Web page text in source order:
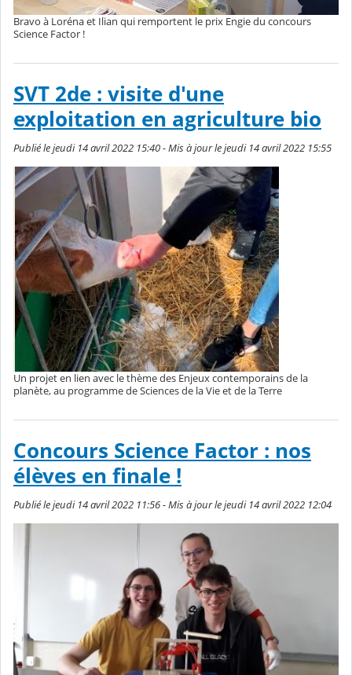
Bravo à Loréna et Ilian qui remportent le prix Engie du concours
Science Factor !
SVT 2de : visite d'une
exploitation en agriculture bio
Publié le jeudi 14 avril 2022 15:40 - Mis à jour le jeudi 14 avril 2022 15:55
Un projet en lien avec le thème des Enjeux contemporains de la
planète, au programme de Sciences de la Vie et de la Terre
Concours Science Factor : nos
élèves en finale !
Publié le jeudi 14 avril 2022 11:56 - Mis à jour le jeudi 14 avril 2022 12:04